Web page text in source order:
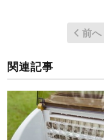
前へ
関連記事